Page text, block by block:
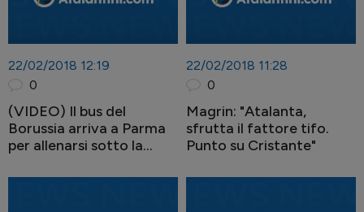
22/02/2018 12:19
0
(VIDEO) Il bus del
Borussia arriva a Parma
per allenarsi sotto la
22/02/2018 11:28
0
Magrin: "Atalanta,
sfrutta il fattore tifo.
Punto su Cristante"